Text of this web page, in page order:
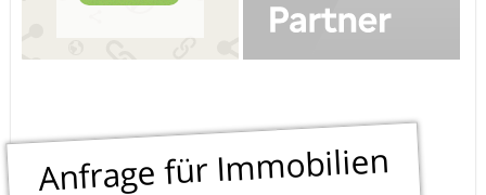
Anfrage für Immobilien